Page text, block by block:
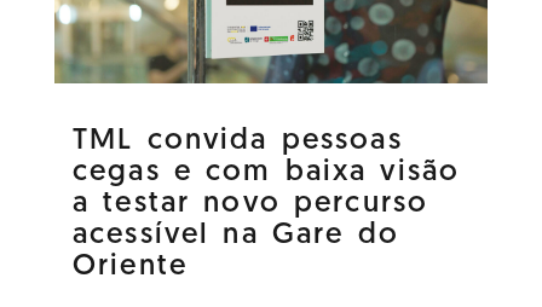
TML convida pessoas
cegas e com baixa visão
a testar novo percurso
acessível na Gare do
Oriente